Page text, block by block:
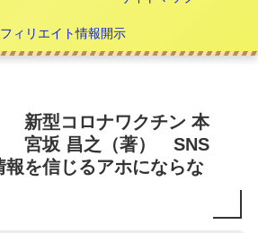
ィリエイト情報開示
新型コロナワクチン 本
宮坂 昌之（著） SNS
報を信じるアホにならな